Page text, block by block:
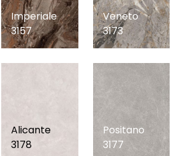
Imperiale
3157
Veneto
3173
Alicante
3178
Positano
3177